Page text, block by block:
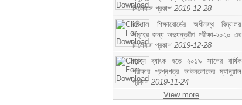
সিলেবাস প্রকাশ 2019-12-28
বরিশাল শিক্ষাবোর্ডের অধীনস্থ বিদ্যালয়
সমূহের জন্য অভ্যন্তরীণ পরীক্ষা-২০২০ এর
সিলেবাস প্রকাশ 2019-12-28
প্রশ্ন ব্যাংক হতে ২০১৯ সালের বার্ষিক
পরীক্ষার প্রশ্নপত্র ডাউনলোডের ম্যানুয়াল
প্রকাশ 2019-11-24
View more